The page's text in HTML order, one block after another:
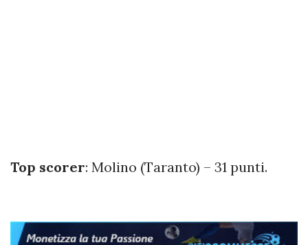
Top scorer: Molino (Taranto) – 31 punti.